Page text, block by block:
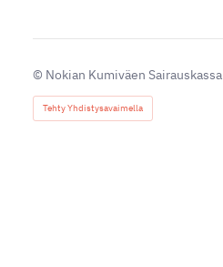
© Nokian Kumiväen Sairauskassa
Tehty Yhdistysavaimella